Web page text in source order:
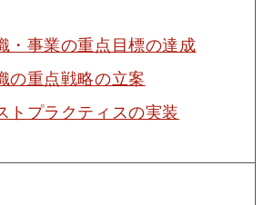
・事業の重点目標の達成
の重点戦略の立案
トプラクティスの実装